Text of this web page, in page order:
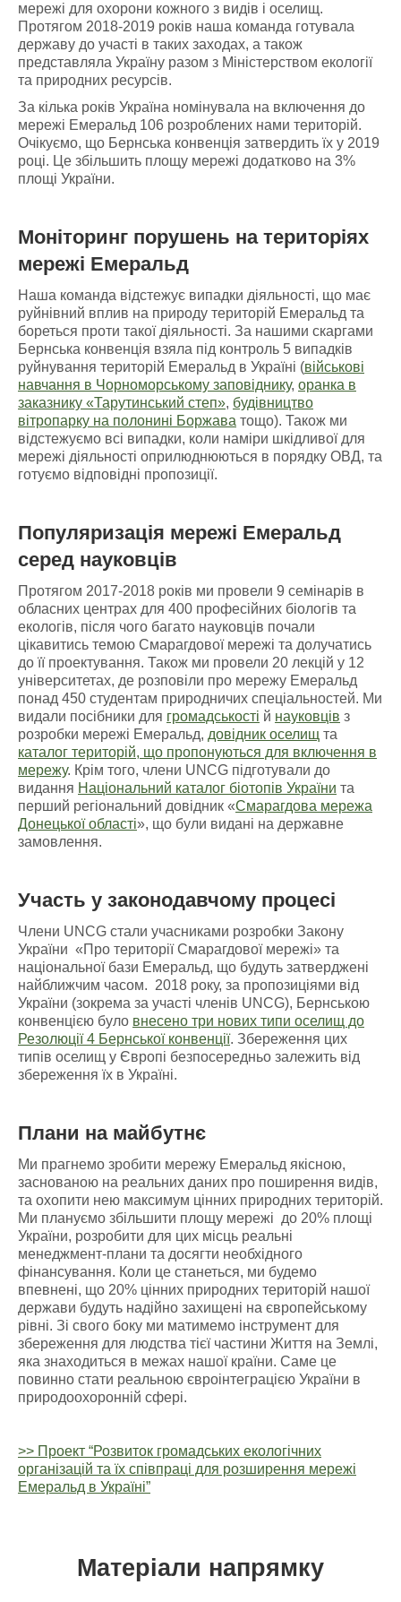
мережі для охорони кожного з видів і оселищ.
Протягом 2018-2019 років наша команда готувала
державу до участі в таких заходах, а також
представляла Україну разом з Міністерством екології
та природних ресурсів.
За кілька років Україна номінувала на включення до
мережі Емеральд 106 розроблених нами територій.
Очікуємо, що Бернська конвенція затвердить їх у 2019
році. Це збільшить площу мережі додатково на 3%
площі України.
Моніторинг порушень натериторіях
мережі Емеральд
Наша команда відстежує випадки діяльності, що має
руйнівний вплив на природу територій Емеральд та
бореться проти такої діяльності. За нашими скаргами
Бернська конвенція взяла під контроль 5 випадків
руйнування територій Емеральд в Україні (військові
навчання в Чорноморському заповіднику, оранка в
заказнику «Тарутинський степ», будівництво
вітропарку на полонині Боржава тощо). Також ми
відстежуємо всі випадки, коли наміри шкідливої для
мережі діяльності оприлюднюються в порядку ОВД, та
готуємо відповідні пропозиції.
Популяризація мережі Емеральд
серед науковців
Протягом 2017-2018 років ми провели 9 семінарів в
обласних центрах для 400 професійних біологів та
екологів, після чого багато науковців почали
цікавитись темою Смарагдової мережі та долучатись
до її проектування. Також ми провели 20 лекцій у 12
університетах, де розповіли про мережу Емеральд
понад 450 студентам природничих спеціальностей. Ми
видали посібники для громадськості й науковців з
розробки мережі Емеральд, довідник оселищ та
каталог територій, що пропонуються для включення в
мережу. Крім того, члени UNCG підготували до
видання Національний каталог біотопів України та
перший регіональний довідник «Смарагдова мережа
Донецької області», що були видані на державне
замовлення.
Участь у законодавчому процесі
Члени UNCG стали учасниками розробки Закону
України «Про території Смарагдової мережі» та
національної бази Емеральд, що будуть затверджені
найближчим часом. 2018 року, за пропозиціями від
України (зокрема за участі членів UNCG), Бернською
конвенцією було внесено три нових типи оселищ до
Резолюції 4 Бернської конвенції. Збереження цих
типів оселищ у Європі безпосередньо залежить від
збереження їх в Україні.
Плани на майбутнє
Ми прагнемо зробити мережу Емеральд якісною,
заснованою на реальних даних про поширення видів,
та охопити нею максимум цінних природних територій.
Ми плануємо збільшити площу мережі до 20% площі
України, розробити для цих місць реальні
менеджмент-плани та досягти необхідного
фінансування. Коли це станеться, ми будемо
впевнені, що 20% цінних природних територій нашої
держави будуть надійно захищені на європейському
рівні. Зі свого боку ми матимемо інструмент для
збереження для людства тієї частини Життя на Землі,
яка знаходиться в межах нашої країни. Саме це
повинно стати реальною євроінтеграцією України в
природоохоронній сфері.
>> Проект “Розвиток громадських екологічних
організацій та їх співпраці для розширення мережі
Емеральд в Україні”
Матеріали напрямку